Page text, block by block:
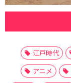
江戸時代
アニメ